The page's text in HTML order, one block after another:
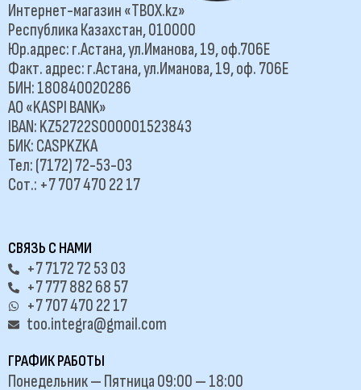
Интернет-магазин «TBOX.kz»
Республика Казахстан, 010000
Юр.адрес: г.Астана, ул.Иманова, 19, оф.706Е
Факт. адрес: г.Астана, ул.Иманова, 19, оф. 706Е
БИН: 180840020286
АО «KASPI BANK»
IBAN: KZ52722S000001523843
БИК: CASPKZKA
Тел: (7172) 72-53-03
Сот.: +7 707 470 22 17
СВЯЗЬ С НАМИ
+7 7172 72 53 03
+7 777 882 68 57
+7 707 470 22 17
too.integra@gmail.com
ГРАФИК РАБОТЫ
Понедельник — Пятница 09:00 — 18:00